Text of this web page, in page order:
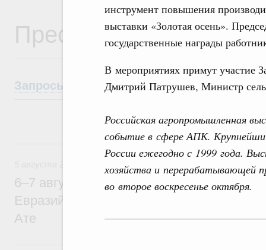
инструмент повышения
выставки «Золотая осень».
государственные награды
В мероприятиях примут участие
Дмитрий Патрушев, Министр
Российская агропромышленная
событие в сфере АПК.
России ежегодно с 1999 года.
хозяйства и перерабатывающей
во второе воскресенье октября.
Пресс-служба
Запросы СМИ Анонсы Пресс-
5 августа, среда
6–7 августа Михаил Мишустин примет
Евразийского межправительственного
Ате